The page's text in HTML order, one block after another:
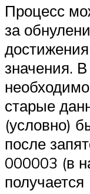
Процесс
за
значения.
старые
(условно)
после
000003 (в